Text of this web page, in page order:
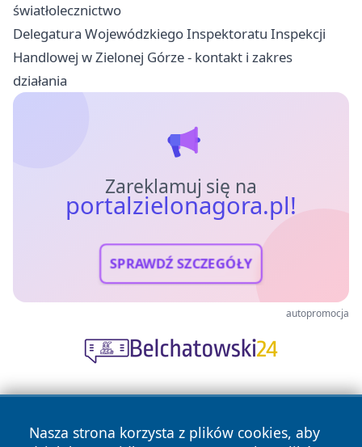
światłolecznictwo
Delegatura Wojewódzkiego Inspektoratu Inspekcji
Handlowej w Zielonej Górze - kontakt i zakres
działania
Zareklamuj się na
portalzielonagora.pl!
SPRAWDŹ SZCZEGÓŁY
autopromocja
Nasza strona korzysta z plików cookies, aby